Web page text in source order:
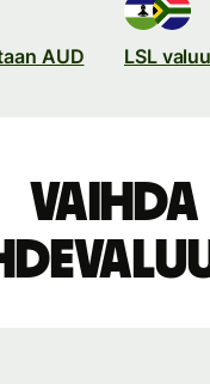
AUD LSL
Vaihda